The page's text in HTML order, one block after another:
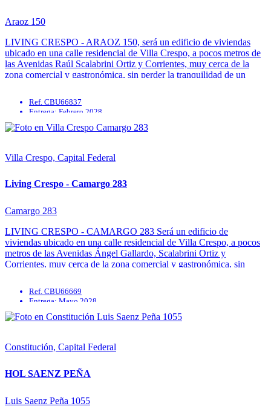
Araoz 150
LIVING CRESPO - ARAOZ 150, será un edificio de viviendas
ubicado en una calle residencial de Villa Crespo, a pocos metros de
las Avenidas Raúl Scalabrini Ortiz y Corrientes, muy cerca de la
zona comercial y gastronómica, sin perder la tranquilidad de un
Ref. CBU66837
Entrega: Febrero 2028
Parrilla
Villa Crespo, Capital Federal
Living Crespo - Camargo 283
Camargo 283
LIVING CRESPO - CAMARGO 283 Será un edificio de
viviendas ubicado en una calle residencial de Villa Crespo, a pocos
metros de las Avenidas Ángel Gallardo, Scalabrini Ortiz y
Corrientes, muy cerca de la zona comercial y gastronómica, sin
Ref. CBU66669
Entrega: Mayo 2028
Parrilla
Constitución, Capital Federal
HOL SAENZ PEÑA
Luis Saenz Peña 1055